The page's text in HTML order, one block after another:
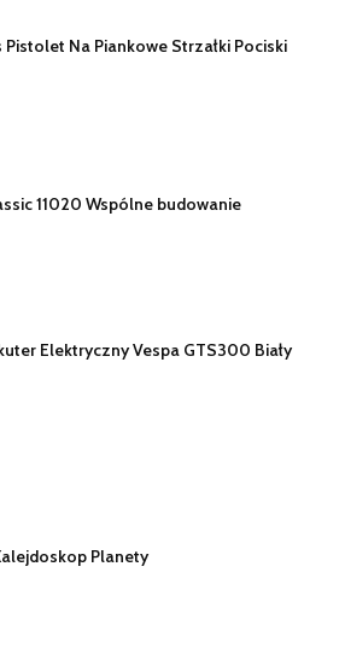
Pistolet Na Piankowe Strzałki Pociski
11020 Wspólne budowanie
Elektryczny Vespa GTS300 Biały
Planety